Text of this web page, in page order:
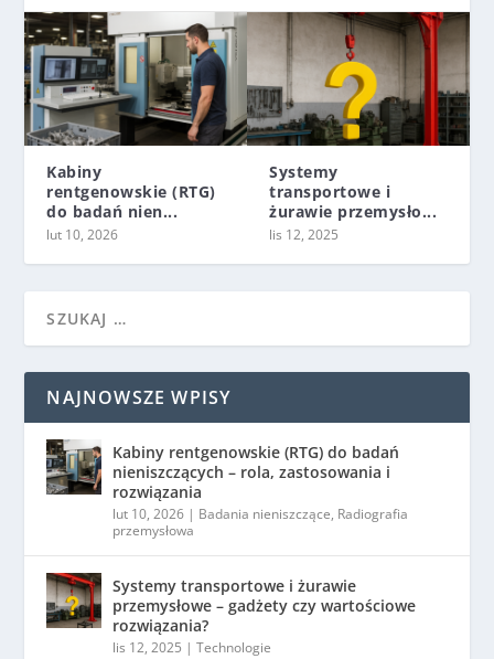
Kabiny
rentgenowskie (RTG)
do badań nien...
lut 10, 2026
Systemy
transportowe i
żurawie przemysło...
lis 12, 2025
NAJNOWSZE WPISY
Kabiny rentgenowskie (RTG) do badań
nieniszczących – rola, zastosowania i
rozwiązania
lut 10, 2026 | Badania nieniszczące, Radiografia
przemysłowa
Systemy transportowe i żurawie
przemysłowe – gadżety czy wartościowe
rozwiązania?
lis 12, 2025 |Technologie